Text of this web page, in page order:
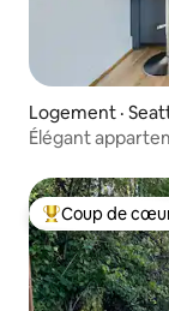
Logement ·
Élégant
Coup de cœur
Coup de